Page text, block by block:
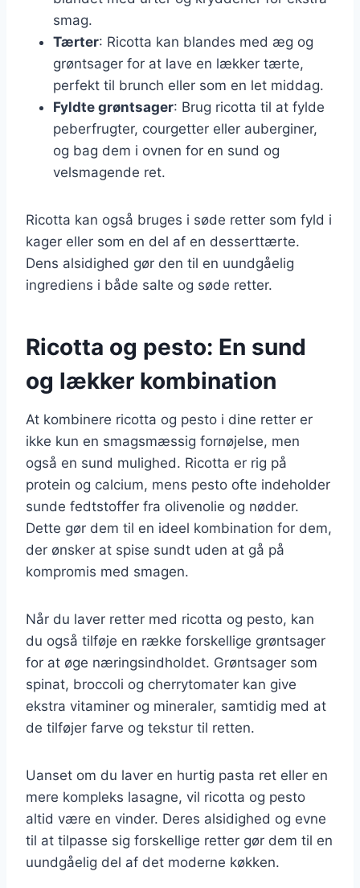
smag.
Tærter: Ricotta kan blandes med æg og
grøntsager for at lave en lækker tærte,
perfekt til brunch eller som en let middag.
Fyldte grøntsager: Brug ricotta til at fylde
peberfrugter, courgetter eller auberginer,
og bag dem i ovnen for en sund og
velsmagende ret.
Ricotta kan også bruges i søde retter som fyld i
kager eller som en del af en desserttærte.
Dens alsidighed gør den til en uundgåelig
ingrediens i både salte og søde retter.
Ricotta og pesto: En sund
og lækker kombination
At kombinere ricotta og pesto i dine retter er
ikke kun en smagsmæssig fornøjelse, men
også en sund mulighed. Ricotta er rig på
protein og calcium, mens pesto ofte indeholder
sunde fedtstoffer fra olivenolie og nødder.
Dette gør dem til en ideel kombination for dem,
der ønsker at spise sundt uden at gå på
kompromis med smagen.
Når du laver retter med ricotta og pesto, kan
du også tilføje en række forskellige grøntsager
for at øge næringsindholdet. Grøntsager som
spinat, broccoli og cherrytomater kan give
ekstra vitaminer og mineraler, samtidig med at
de tilføjer farve og tekstur til retten.
Uanset om du laver en hurtig pasta ret eller en
mere kompleks lasagne, vil ricotta og pesto
altid være en vinder. Deres alsidighed og evne
til at tilpasse sig forskellige retter gør dem til en
uundgåelig del af det moderne køkken.